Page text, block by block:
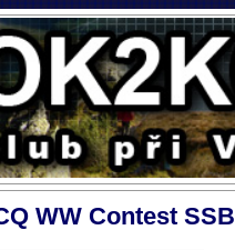
WW Contest SSB